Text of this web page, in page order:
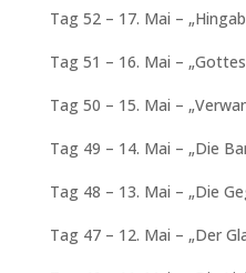
Tag 52 – 17. Mai –
Tag 51 – 16. Mai –
Tag 50 – 15. Mai –
Tag 49 – 14. Mai – „Die
Tag 48 – 13. Mai – „Die
Tag 47 – 12. Mai – „Der